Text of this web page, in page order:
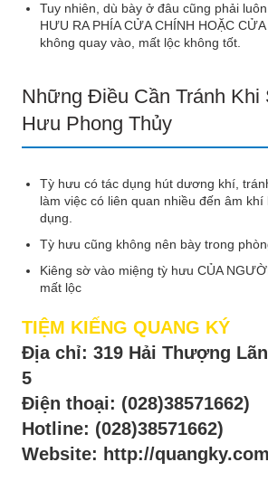
Tuy nhiên, dù bày ở đâu cũng phải
HƯU RA PHÍA CỬA CHÍNH HOẶC
không quay vào, mất lộc không tốt.
Những Điều Cần Tránh Khi
Hưu Phong Thủy
Tỳ hưu có tác dụng hút dương khí,
làm việc có liên quan nhiều đến âm
dụng.
Tỳ hưu cũng không nên bày trong
Kiêng sờ vào miệng tỳ hưu CỦA
mất lộc
TIỆM KIẾNG QUANG KÝ
Địa chỉ: 319 Hải Thượng
5
Điện thoại: (028)38571662)
Hotline: (028)38571662)
Website: http://quangky.com